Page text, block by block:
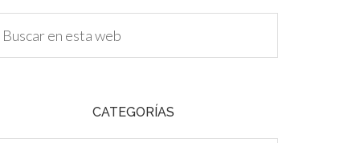
CATEGORÍAS